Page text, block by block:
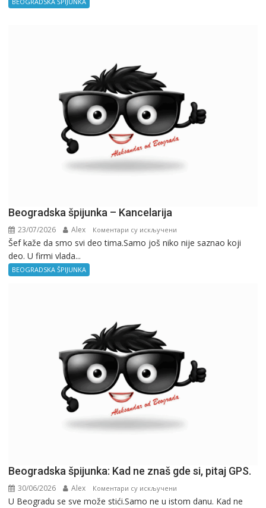
Beogradska špijunka – Kancelarija
23/07/2026 Alex Коментари су искључени
Beogradska
Šef kaže da smo svi deo tima.Samo još niko nije saznao koji
deo. U firmi vlada...
BEOGRADSKA ŠPIJUNKA
Beogradska špijunka: Kad ne znaš gde si, pitaj GPS.
30/06/2026 Alex Коментари су искључени
Beogradska
U Beogradu se sve može stići.Samo ne u istom danu. Kad ne